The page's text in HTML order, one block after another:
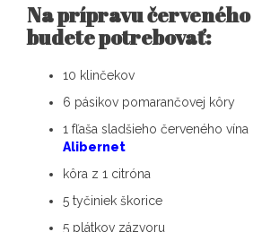
Na prípravu
budete potrebovať:
10 klinčekov
6 pásikov pomarančovej kôry
1 fľaša sladšieho červeného vína
Alibernet
kôra z 1 citróna
5 tyčiniek škorice
5 plátkov zázvoru